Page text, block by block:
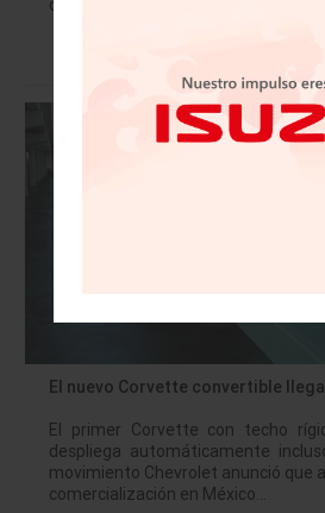
colaboración…
El nuevo Corvette convertible
El primer Corvette con techo
despliega automáticamente
movimiento Chevrolet anunció que
comercialización en México…